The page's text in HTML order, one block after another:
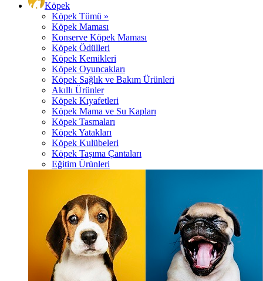
Köpek
Köpek Tümü »
Köpek Maması
Konserve Köpek Maması
Köpek Ödülleri
Köpek Kemikleri
Köpek Oyuncakları
Köpek Sağlık ve Bakım Ürünleri
Akıllı Ürünler
Köpek Kıyafetleri
Köpek Mama ve Su Kapları
Köpek Tasmaları
Köpek Yatakları
Köpek Kulübeleri
Köpek Taşıma Çantaları
Eğitim Ürünleri